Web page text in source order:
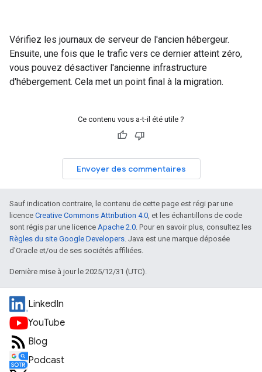
Vérifiez les journaux de serveur de l'ancien hébergeur.
Ensuite, une fois que le trafic vers ce dernier atteint zéro,
vous pouvez désactiver l'ancienne infrastructure
d'hébergement. Cela met un point final à la migration.
Ce contenu vous a-t-il été utile ?
Envoyer des commentaires
Sauf indication contraire, le contenu de cette page est régi par une
licence Creative Commons Attribution 4.0, et les échantillons de code
sont régis par une licence Apache 2.0. Pour en savoir plus, consultez les
Règles du site Google Developers. Java est une marque déposée
d'Oracle et/ou de ses sociétés affiliées.
Dernière mise à jour le 2025/12/31 (UTC).
LinkedIn
YouTube
Blog
Podcast